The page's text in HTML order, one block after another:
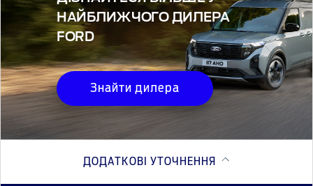
НАЙБЛИЖЧОГО ДИЛЕРА
FORD
Знайти дилера
ДОДАТКОВІ УТОЧНЕННЯ